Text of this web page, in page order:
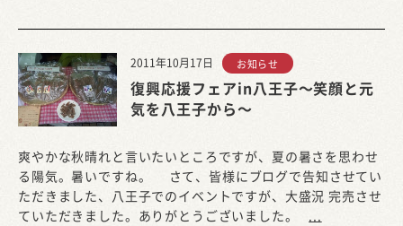
2011年10月17日 お知らせ
復興応援フェアin八王子～笑顔と元
気を八王子から～
爽やかな秋晴れと言いたいところですが、夏の暑さを思わせ
る陽気。暑いですね。 さて、皆様にブログで告知させてい
ただきました、八王子でのイベントですが、大盛況 完売させ
ていただきました。ありがとうございました。 ...